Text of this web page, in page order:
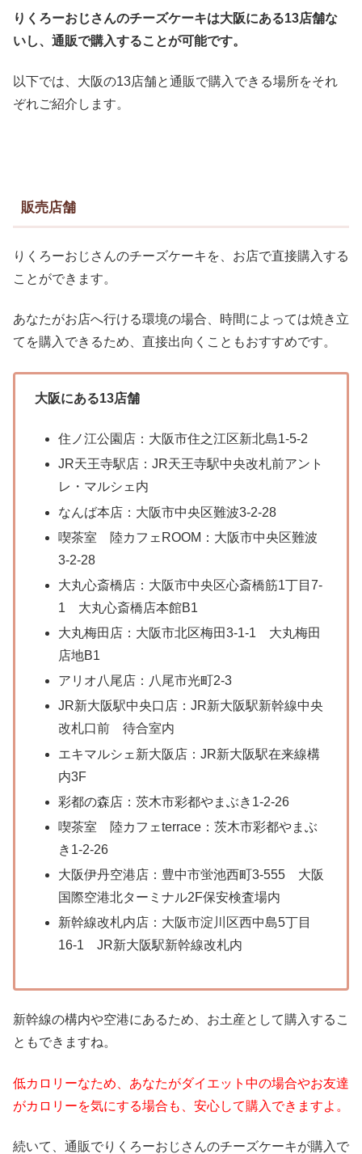
りくろーおじさんのチーズケーキは大阪にある13店舗な
いし、通販で購入することが可能です。
以下では、大阪の13店舗と通販で購入できる場所をそれ
ぞれご紹介します。
販売店舗
りくろーおじさんのチーズケーキを、お店で直接購入する
ことができます。
あなたがお店へ行ける環境の場合、時間によっては焼き立
てを購入できるため、直接出向くこともおすすめです。
大阪にある13店舗
住ノ江公園店：大阪市住之江区新北島1-5-2
JR天王寺駅店：JR天王寺駅中央改札前アント
レ・マルシェ内
なんば本店：大阪市中央区難波3-2-28
喫茶室 陸カフェROOM：大阪市中央区難波
3-2-28
大丸心斎橋店：大阪市中央区心斎橋筋1丁目7-
1 大丸心斎橋店本館B1
大丸梅田店：大阪市北区梅田3-1-1 大丸梅田
店地B1
アリオ八尾店：八尾市光町2-3
JR新大阪駅中央口店：JR新大阪駅新幹線中央
改札口前 待合室内
エキマルシェ新大阪店：JR新大阪駅在来線構
内3F
彩都の森店：茨木市彩都やまぶき1-2-26
喫茶室 陸カフェterrace：茨木市彩都やまぶ
き1-2-26
大阪伊丹空港店：豊中市蛍池西町3-555 大阪
国際空港北ターミナル2F保安検査場内
新幹線改札内店：大阪市淀川区西中島5丁目
16-1 JR新大阪駅新幹線改札内
新幹線の構内や空港にあるため、お土産として購入するこ
ともできますね。
低カロリーなため、あなたがダイエット中の場合やお友達
がカロリーを気にする場合も、安心して購入できますよ。
続いて、通販でりくろーおじさんのチーズケーキが購入で